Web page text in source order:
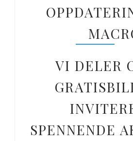
VI DELER
SPENNENDE